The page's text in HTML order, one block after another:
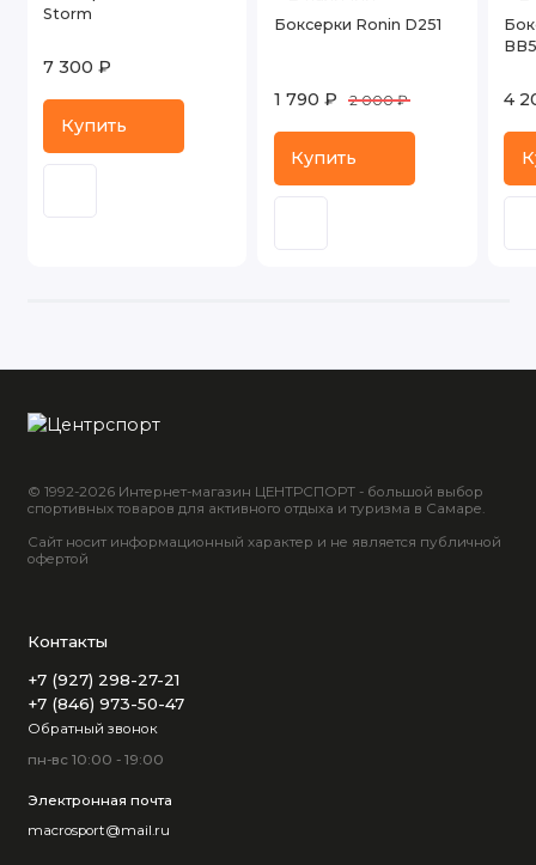
Storm
7 300 ₽
Купить
Боксерки Ronin D251
1 790 ₽ 2 000 ₽
Купить
4
© 1992-2026 Интернет-магазин ЦЕНТРСПОРТ - большой выбор
спортивных товаров для активного отдыха и туризма в Самаре.
Сайт носит информационный характер и не является публичной
офертой
Контакты
+7 (927) 298-27-21
+7 (846) 973-50-47
Обратный звонок
пн-вс 10:00 - 19:00
Электронная почта
macrosport@mail.ru